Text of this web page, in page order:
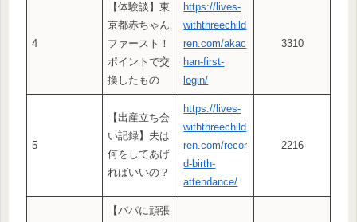
4
【体験談】東
京都赤ちゃん
ファースト！
ポイントで交
換したもの
https://lives-
withthreechild
ren.com/akac
han-first-
login/
3310
5
【出産立ち会
い記録】夫は
何をしてあげ
ればいいの？
https://lives-
withthreechild
ren.com/recor
d-birth-
attendance/
2216
【パパに頑張